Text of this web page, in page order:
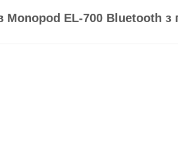
Monopod EL-700 Bluetooth з